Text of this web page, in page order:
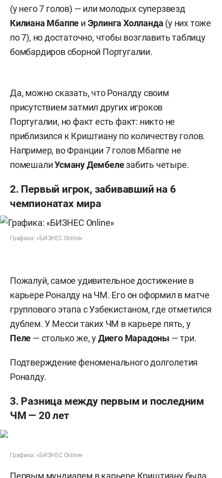
(у него 7 голов) — или молодых суперзвезд
Килиана Мбаппе и Эрлинга Холланда (у них тоже
по 7), но достаточно, чтобы возглавить таблицу
бомбардиров сборной Португалии.
Да, можно сказать, что Роналду своим
присутствием затмил других игроков
Португалии, но факт есть факт: никто не
приблизился к Криштиану по количеству голов.
Например, во Франции 7 голов Мбаппе не
помешалиУсману Дембелезабить четыре.
2. Первый игрок, забивавший на 6
чемпионатах мира
Графика: «БИЗНЕС Online»
Пожалуй, самое удивительное достижение в
карьере Роналду на ЧМ. Его он оформил в матче
группового этапа с Узбекистаном, где отметился
дублем. У Месси таких ЧМ в карьере пять, у
Пеле — столько же, уДиего Марадоны — три.
Подтверждение феноменального долголетия
Роналду.
3. Разница между первым и последним
ЧМ — 20 лет
Графика: «БИЗНЕС Online»
Первым мундиалем в карьере Криштиану была